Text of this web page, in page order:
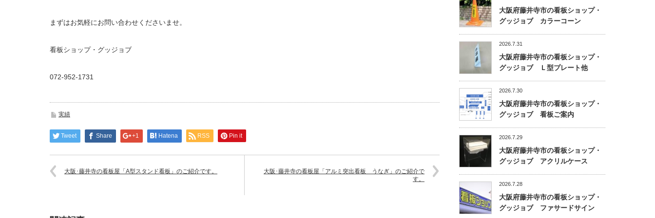
まずはお気軽にお問い合わせくださいませ。
看板ショップ・グッジョブ
072-952-1731
実績
Tweet Share +1 Hatena RSS Pin it
大阪･藤井寺の看板屋「A型スタンド看板」のご紹介です。
大阪･藤井寺の看板屋「アルミ突出看板 うなぎ」のご紹介で
す。
大阪府藤井寺市の看板ショップ・
グッジョブ カラーコーン
2026.7.31
大阪府藤井寺市の看板ショップ・
グッジョブ Ｌ型プレート他
2026.7.30
大阪府藤井寺市の看板ショップ・
グッジョブ 看板ご案内
2026.7.29
大阪府藤井寺市の看板ショップ・
グッジョブ アクリルケース
2026.7.28
大阪府藤井寺市の看板ショップ・
グッジョブ ファサードサイン